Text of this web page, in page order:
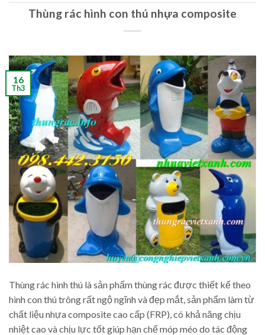
Thùng rác hình con thú nhựa composite
16
Th3
Thùng rác hình thú là sản phẩm thùng rác được thiết kế theo
hình con thú trông rất ngộ ngĩnh và đẹp mắt, sản phẩm làm từ
chất liệu nhựa composite cao cấp (FRP), có khả năng chịu
nhiệt cao và chịu lực tốt giúp hạn chế móp méo do tác động